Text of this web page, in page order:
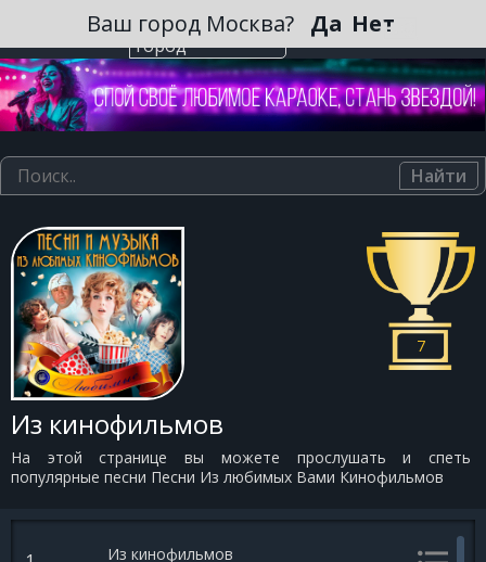
Выберите
город
Ваш город Москва? Да Нет
Найти
Из кинофильмов
На этой странице вы можете прослушать и спеть
популярные песни Песни Из любимых Вами Кинофильмов
7
Из кинофильмов